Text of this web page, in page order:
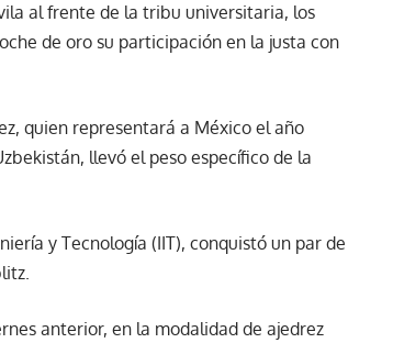
al frente de la tribu universitaria, los
de oro su participación en la justa con
quien representará a México el año
llevó el peso específico de la
y Tecnología (IIT), conquistó un par de
anterior, en la modalidad de ajedrez